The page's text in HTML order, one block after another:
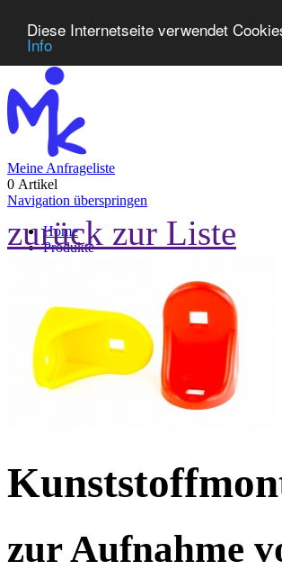
Diese Internetseite verwendet
Info
Meine Anfrageliste
0 Artikel
Navigation überspringen
Home
Produkte
zurück zur Liste
zur Aufnahme